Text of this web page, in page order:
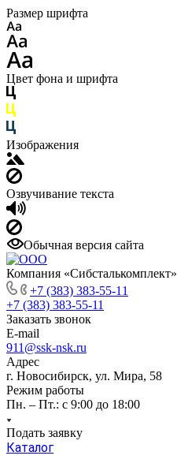
Размер шрифта
Цвет фона и шрифта
Изображения
Озвучивание текста
Обычная версия сайта
Компания «Сибсталькомплект»
+7 (383) 383-55-11
+7 (383) 383-55-11
Заказать звонок
E-mail
911@ssk-nsk.ru
Адрес
г. Новосибирск, ул. Мира, 58
Режим работы
Пн. – Пт.: с 9:00 до 18:00
Подать заявку
Каталог